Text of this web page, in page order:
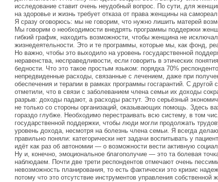
исследование ставит очень неудобный вопрос. По сути, для
на здоровье и жизнь требует отказа от права женщины на
Я сразу оговорюсь: мы не говорим, что нужно лишить матерей
Мы говорим о необходимости внедрять программы поддержки
гибкий график, находить возможности, чтобы женщина не
жизнедеятельности. Это и те программы, которые мы, как фонд,
Но важно, чтобы это выходило на уровень государственной
неравенства, несправедливости, если говорить в этических
бедности. Что это такое простым языком: порядка 70%
непредвиденные расходы, связанные с лечением, даже при
обеспечения и терапии в рамках программы госгарантий. С другой
отметили, что в связи с заболеванием члена семьи их доходы
разрыв: доходы падают, а расходы растут. Это серьёзный
не только со стороны организаций, оказывающих помощь. Здесь
гораздо глубже. Необходимо перестраивать всю систему, в том
государственной поддержки, чтобы люди могли продолжать
уровень дохода, несмотря на болезнь члена семьи. Я всегда
правильно поняли: категорически нет задачи воспитывать у
идёт как раз об автономии — о возможности вести активную
Ну и, конечно, эмоциональное благополучие — это та болевая
наблюдаем. Почти две трети респондентов отмечают очень
невозможность планирования, то есть фактически это кризис
потому что это отсутствие инструментов управления собственной